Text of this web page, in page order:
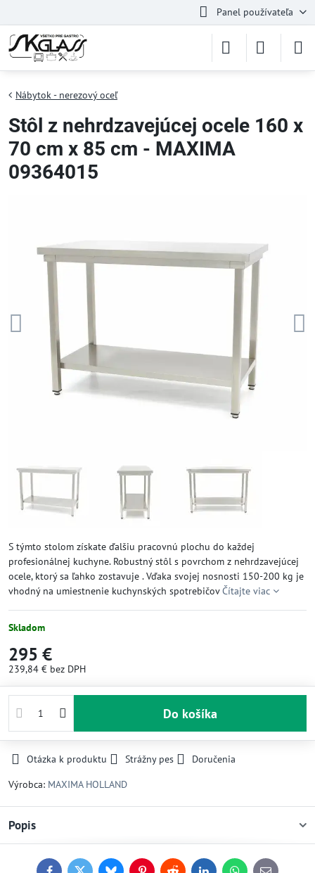
Panel používateľa
Nábytok - nerezový oceľ
Stôl z nehrdzavejúcej ocele 160 x
70 cm x 85 cm - MAXIMA
09364015
S týmto stolom získate ďalšiu pracovnú plochu do každej
profesionálnej kuchyne. Robustný stôl s povrchom z nehrdzavejúcej
ocele, ktorý sa ľahko zostavuje . Vďaka svojej nosnosti 150-200 kg je
vhodný na umiestnenie kuchynských spotrebičovČítajte viac
Skladom
295 €
239,84 € bez DPH
Do košíka
Otázka k produktu Strážny pes
Doručenia
Výrobca: MAXIMA HOLLAND
Popis